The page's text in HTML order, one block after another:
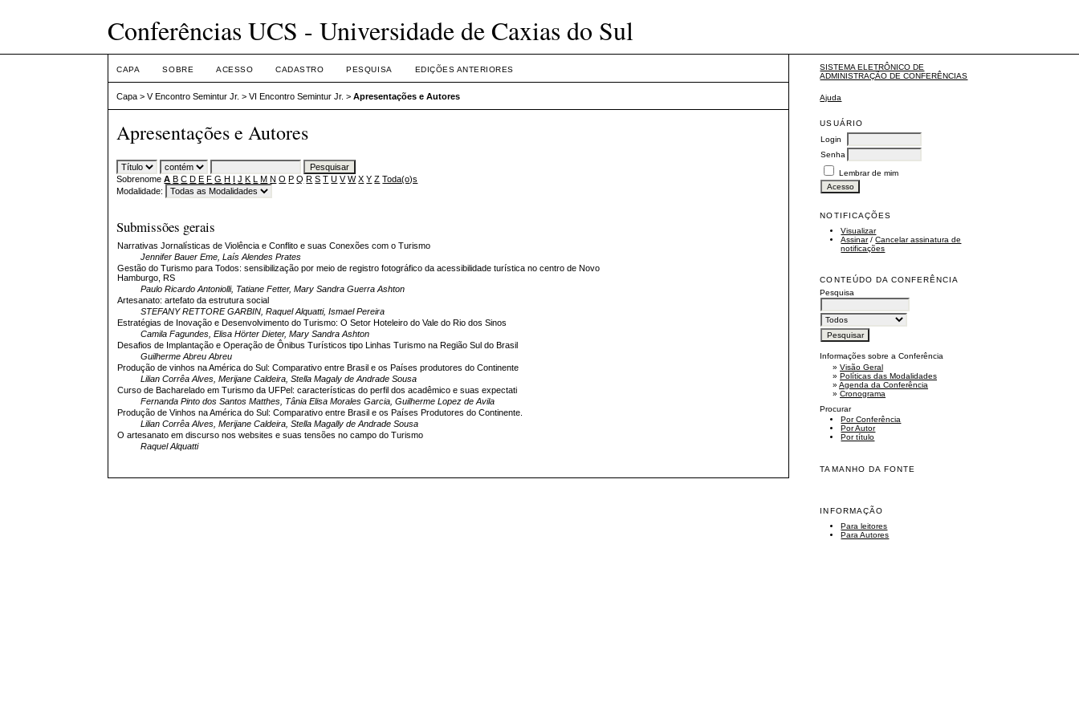
Conferências UCS - Universidade de Caxias do Sul
SISTEMA ELETRÔNICO DE
ADMINISTRAÇÃO DE CONFERÊNCIAS
Ajuda
USUÁRIO
Login
Senha
Lembrar de mim
NOTIFICAÇÕES
Visualizar
Assinar/Cancelar assinatura de
notificações
CONTEÚDO DA CONFERÊNCIA
Pesquisa
Informações sobre a Conferência
»Visão Geral
»Políticas das Modalidades
»Agenda da Conferência
»Cronograma
Procurar
Por Conferência
Por Autor
Por título
TAMANHO DA FONTE
INFORMAÇÃO
Para leitores
Para Autores
CAPA SOBRE ACESSO CADASTRO PESQUISA EDIÇÕES ANTERIORES
Capa >V Encontro Semintur Jr. >VI Encontro Semintur Jr. >Apresentações e Autores
Apresentações e Autores
SobrenomeA B C D E F G H I J K L M N O P Q R S T U V W X Y Z Toda(o)s
Modalidade:
Submissões gerais
Narrativas Jornalísticas de Violência e Conflito e suas Conexões com o Turismo
Jennifer Bauer Eme, Laís Alendes Prates
Gestão do Turismo para Todos: sensibilização por meio de registro fotográfico da acessibilidade turística no centro de Novo
Hamburgo, RS
Paulo Ricardo Antoniolli, Tatiane Fetter, Mary Sandra Guerra Ashton
Artesanato: artefato da estrutura social
STEFANY RETTORE GARBIN, Raquel Alquatti, Ismael Pereira
Estratégias de Inovação e Desenvolvimento do Turismo: O Setor Hoteleiro do Vale do Rio dos Sinos
Camila Fagundes, Elisa Hörter Dieter, Mary Sandra Ashton
Desafios de Implantação e Operação de Ônibus Turísticos tipo Linhas Turismo na Região Sul do Brasil
Guilherme Abreu Abreu
Produção de vinhos na América do Sul: Comparativo entre Brasil e os Países produtores do Continente
Lilian Corrêa Alves, Merijane Caldeira, Stella Magaly de Andrade Sousa
Curso de Bacharelado em Turismo da UFPel: características do perfil dos acadêmico e suas expectati
Fernanda Pinto dos Santos Matthes, Tânia Elisa Morales Garcia, Guilherme Lopez de Avila
Produção de Vinhos na América do Sul: Comparativo entre Brasil e os Países Produtores do Continente.
Lilian Corrêa Alves, Merijane Caldeira, Stella Magally de Andrade Sousa
O artesanato em discurso nos websites e suas tensões no campo do Turismo
Raquel Alquatti